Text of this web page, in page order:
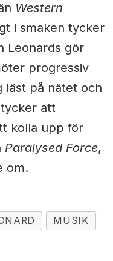
Western
i smaken tycker
Leonards gör
progressiv
läst på nätet och
att
kolla upp för
Paralysed Force,
om.
MUSIK